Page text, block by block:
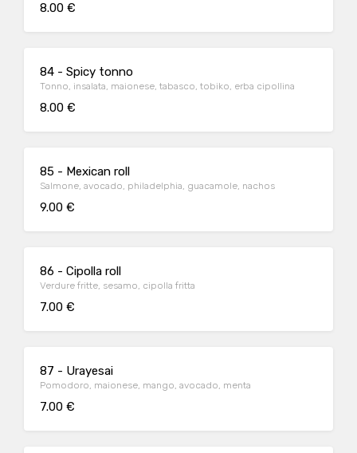
8.00 €
84 - Spicy tonno
Tonno, insalata, maionese, tabasco, tobiko, erba cipollina
8.00 €
85 - Mexican roll
Salmone, avocado, philadelphia, guacamole, nachos
9.00 €
86 - Cipolla roll
Verdure fritte, sesamo, cipolla fritta
7.00 €
87 - Urayesai
Pomodoro, maionese, mango, avocado, menta
7.00 €